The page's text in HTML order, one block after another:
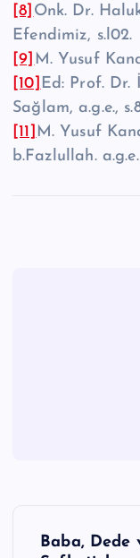
[8] Onk. Dr.
Efendimiz, s.l02.
[9] M. Yusuf
[10] Ed: Prof. Dr.
Sağlam, a.g.e.,
[11] M. Yusuf
b.Fazlullah. a.g.e.
Baba, Dede